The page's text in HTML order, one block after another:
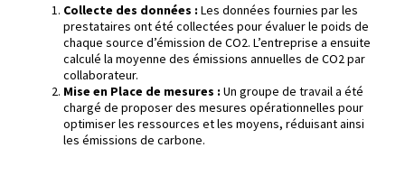
Collecte des données : Les données fournies par les
prestataires ont été collectées pour évaluer le poids de
chaque source d’émission de CO2. L’entreprise a ensuite
calculé la moyenne des émissions annuelles de CO2 par
collaborateur.
Mise en Place de mesures : Un groupe de travail a été
chargé de proposer des mesures opérationnelles pour
optimiser les ressources et les moyens, réduisant ainsi
les émissions de carbone.